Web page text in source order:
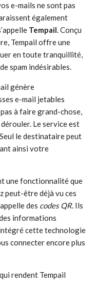
e-mails ne sont pas
également
Tempail. Conçu
Tempail offre une
en toute tranquillité,
spam indésirables.
génère
e-mail jetables
à faire grand-chose,
dérouler. Le service est
le destinataire peut
ainsi votre
une fonctionnalité que
peut-être déjà vu ces
des codes QR. Ils
informations
cette technologie
connecter encore plus
rendent Tempail